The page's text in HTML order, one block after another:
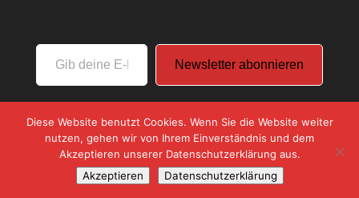
deine
E-
Adresse
ein ...
Newsletter abonnieren
Designed byElegant Themes| Powered byWordPress
Diese Website benutzt Cookies. Wenn Sie die Website weiter
nutzen, gehen wir von Ihrem Einverständnis und dem
Akzeptieren unserer Datenschutzerklärung aus.
Akzeptieren
Datenschutzerklärung